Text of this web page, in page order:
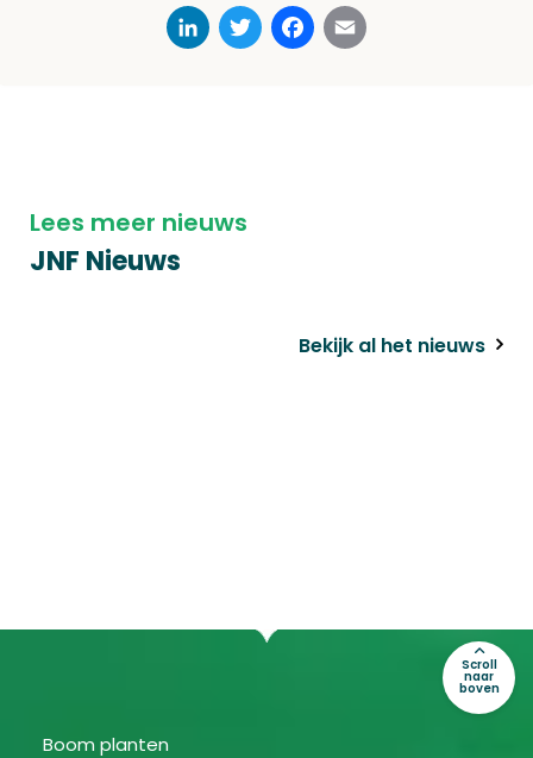
LinkedInTwitterFacebook
Lees meer nieuws
JNF Nieuws
Bekijk al het nieuws
Boom planten
Scroll
naar
boven